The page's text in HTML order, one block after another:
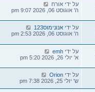
על ידי אורח
ה' אוגוסט 06, 2026 9:07 pm
על ידי אנונימוס123
ה' אוגוסט 06, 2026 2:53 pm
על ידי emh
א' יולי 26, 2026 5:20 pm
על ידי Orion
ש' יולי 25, 2026 7:38 pm